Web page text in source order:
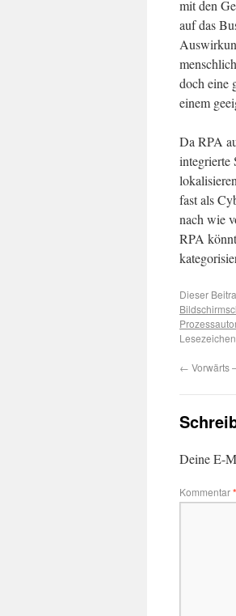
mit den
auf das
doch eine
einem
Da RPA
integrierte
fast als
nach wie
RPA
Dieser
← Vorwärts
Deine E-
Kommentar*